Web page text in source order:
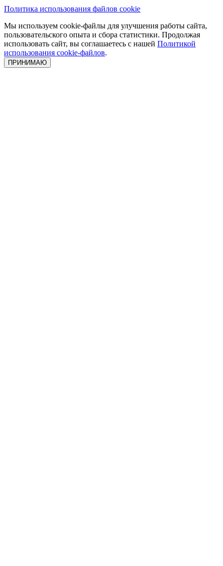
Политика использования файлов cookie
Мы используем cookie-файлы для улучшения работы сайта,
пользовательского опыта и сбора статистики. Продолжая
использовать сайт, вы соглашаетесь с нашей Политикой
использования cookie-файлов.
ПРИНИМАЮ